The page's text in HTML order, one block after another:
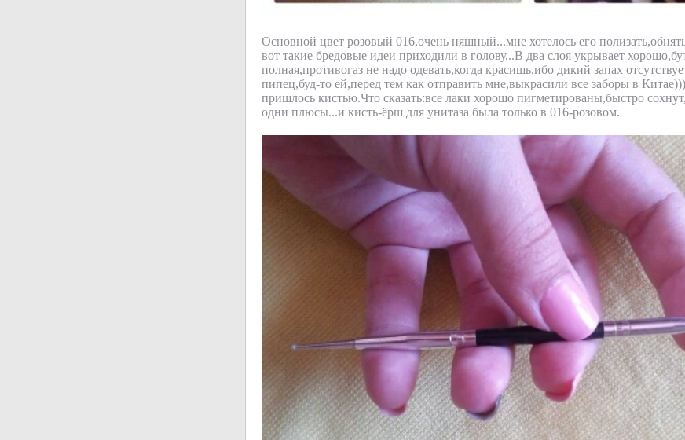
Основной цвет розовый 016,очень няшный...мне хотелось его
вот такие бредовые идеи приходили в голову...В два слоя укрывает
полная,противогаз не надо одевать,когда красишь,ибо дикий запах
пипец,буд-то ей,перед тем как отправить мне,выкрасили все заборы в
пришлось кистью.Что сказать:все лаки хорошо пигметированы,быстро
одни плюсы...и кисть-ёрш для унитаза была только в 016-розовом.